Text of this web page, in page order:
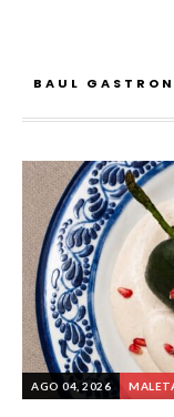
BAUL
AGO 04, 2026